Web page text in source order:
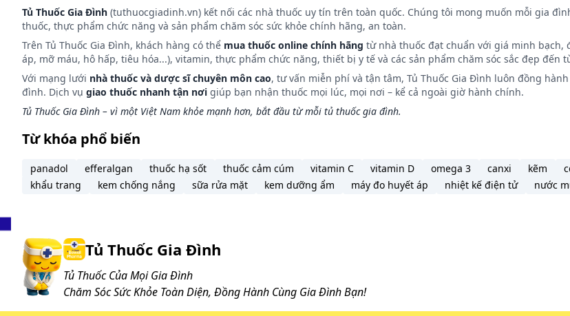
Tủ Thuốc Gia Đình (tuthuocgiadinh.vn) kết nối các nhà thuốc uy tín trên toàn quốc. Chúng tôi mong muốn mỗi gia
thuốc, thực phẩm chức năng và sản phẩm chăm sóc sức khỏe chính hãng, an toàn.
Trên Tủ Thuốc Gia Đình, khách hàng có thể mua thuốc online chính hãng từ nhà thuốc đạt chuẩn với giá minh
áp, mỡ máu, hô hấp, tiêu hóa...), vitamin, thực phẩm chức năng, thiết bị y tế và các sản phẩm chăm sóc sắc đẹp
Với mạng lưới nhà thuốc và dược sĩ chuyên môn cao, tư vấn miễn phí và tận tâm, Tủ Thuốc Gia Đình luôn đồng
đình. Dịch vụ giao thuốc nhanh tận nơi giúp bạn nhận thuốc mọi lúc, mọi nơi – kể cả ngoài giờ hành chính.
Tủ Thuốc Gia Đình – vì một Việt Nam khỏe mạnh hơn, bắt đầu từ mỗi tủ thuốc gia đình.
Từ khóa phổ biến
panadol efferalgan thuốc hạ sốt thuốc cảm cúm vitamin C vitamin D omega 3 canxi kẽm
khẩu trang
kem chống nắng sữa rửa mặt kem dưỡng ẩm máy đo huyết áp nhiệt kế điện tử nước
Tủ Thuốc Gia Đình
Tủ Thuốc Của Mọi Gia Đình
Chăm Sóc Sức Khỏe Toàn Diện, Đồng Hành Cùng Gia Đình Bạn!